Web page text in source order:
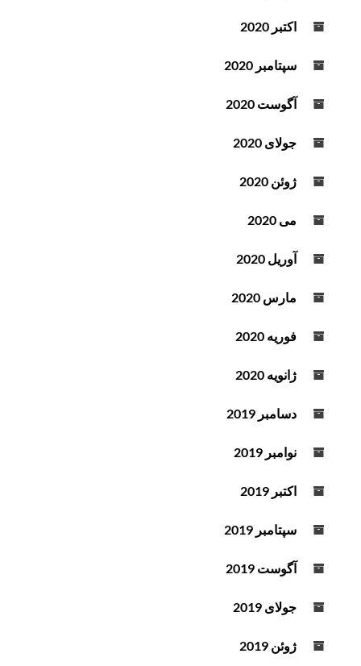
اکتبر 2020
سپتامبر 2020
آگوست 2020
جولای 2020
ژوئن 2020
می 2020
آوریل 2020
مارس 2020
فوریه 2020
ژانویه 2020
دسامبر 2019
نوامبر 2019
اکتبر 2019
سپتامبر 2019
آگوست 2019
جولای 2019
ژوئن 2019